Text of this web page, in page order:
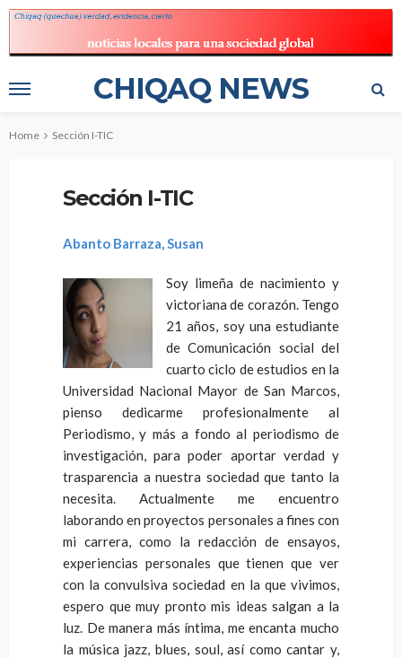
CHIQAQ NEWS
Home Sección I-TIC
Sección I-TIC
Abanto Barraza, Susan
Soy limeña de nacimiento y
victoriana de corazón. Tengo
21 años, soy una estudiante
de Comunicación social del
cuarto ciclo de estudios en la
Universidad Nacional Mayor de San Marcos,
pienso dedicarme profesionalmente al
Periodismo, y más a fondo al periodismo de
investigación, para poder aportar verdad y
trasparencia a nuestra sociedad que tanto la
necesita. Actualmente me encuentro
laborando en proyectos personales a fines con
mi carrera, como la redacción de ensayos,
experiencias personales que tienen que ver
con la convulsiva sociedad en la que vivimos,
espero que muy pronto mis ideas salgan a la
luz. De manera más íntima, me encanta mucho
la música jazz, blues, soul, así como cantar y,